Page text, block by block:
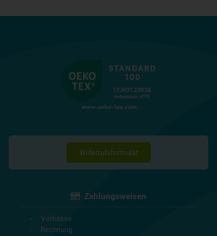
Widerrufsformular
Zahlungsweisen
Vorkasse
Rechnung